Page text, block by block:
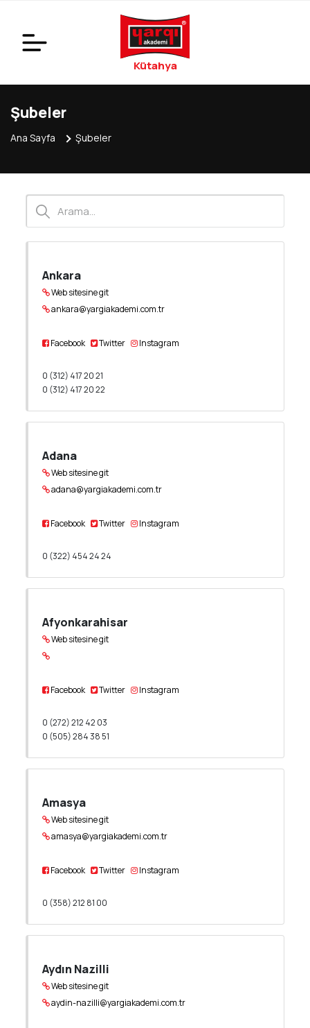
Kütahya
Şubeler
Ana Sayfa Şubeler
Ankara
Web sitesine git
ankara@yargiakademi.com.tr
Facebook Twitter Instagram
0 (312) 417 20 21
0 (312) 417 20 22
Adana
Web sitesine git
adana@yargiakademi.com.tr
Facebook Twitter Instagram
0 (322) 454 24 24
Afyonkarahisar
Web sitesine git
Facebook Twitter Instagram
0 (272) 212 42 03
0 (505) 284 38 51
Amasya
Web sitesine git
amasya@yargiakademi.com.tr
Facebook Twitter Instagram
0 (358) 212 81 00
Aydın Nazilli
Web sitesine git
aydin-nazilli@yargiakademi.com.tr